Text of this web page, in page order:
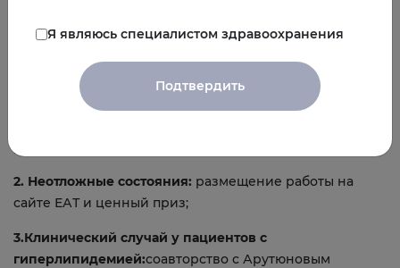
По итогам рассмотрения работ будут определены
награждены следующими призами:
1. Инновационный подход в области внутренних
2. Неотложные состояния: размещение работы на
сайте ЕАТ и ценный приз;
3.Клинический случай у пациентов с
гиперлипидемией:соавторство с Арутюновым
Я являюсь специалистом здравоохранения
Подтвердить